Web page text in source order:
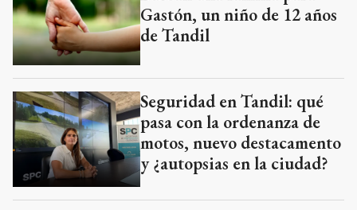
Gastón, un niño de 12 años
de Tandil
Seguridad en Tandil: qué
pasa con la ordenanza de
motos, nuevo destacamento
y ¿autopsias en la ciudad?